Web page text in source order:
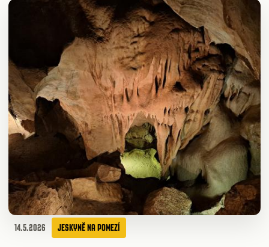
14.5.2026 JESKYNĚ NA POMEZÍ